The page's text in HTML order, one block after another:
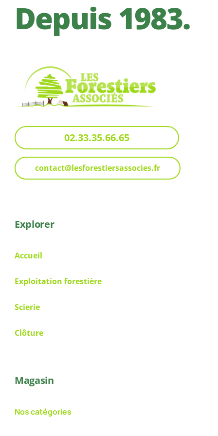
Depuis 1983.
02.33.35.66.65
contact@lesforestiersassocies.fr
Explorer
Accueil
Exploitation forestière
Scierie
Clôture
Magasin
Nos catégories